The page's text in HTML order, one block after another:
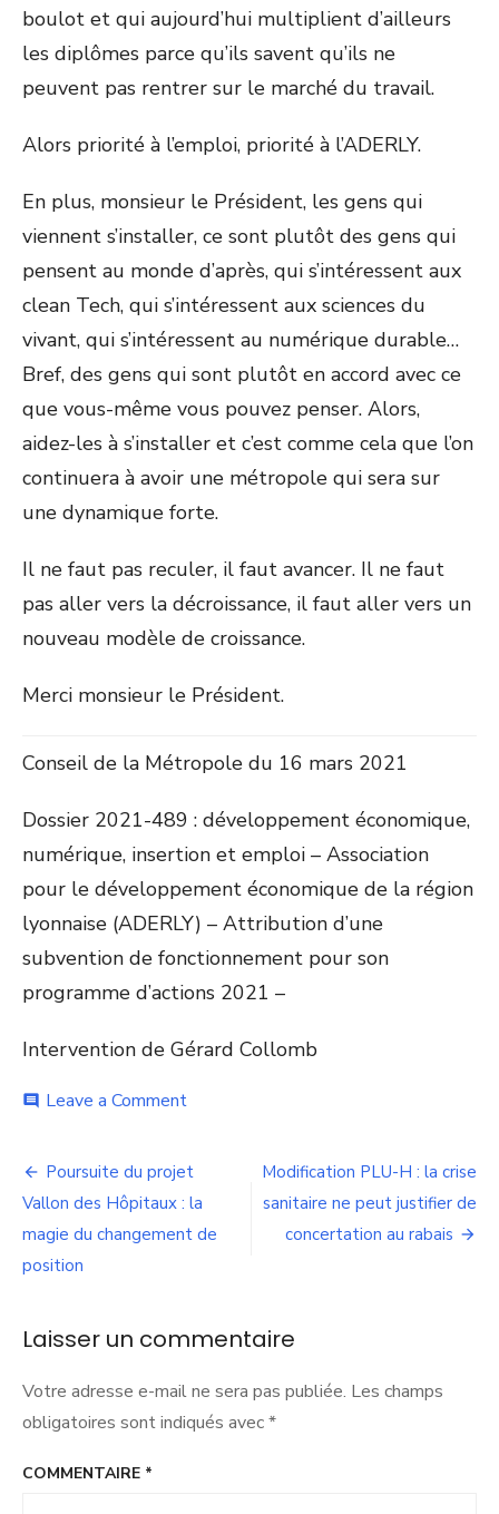
boulot et qui aujourd’hui multiplient d’ailleurs
les diplômes parce qu’ils savent qu’ils ne
peuvent pas rentrer sur le marché du travail.
Alors priorité à l’emploi, priorité à l’ADERLY.
En plus, monsieur le Président, les gens qui
viennent s’installer, ce sont plutôt des gens qui
pensent au monde d’après, qui s’intéressent aux
clean Tech, qui s’intéressent aux sciences du
vivant, qui s’intéressent au numérique durable…
Bref, des gens qui sont plutôt en accord avec ce
que vous-même vous pouvez penser. Alors,
aidez-les à s’installer et c’est comme cela que l’on
continuera à avoir une métropole qui sera sur
une dynamique forte.
Il ne faut pas reculer, il faut avancer. Il ne faut
pas aller vers la décroissance, il faut aller vers un
nouveau modèle de croissance.
Merci monsieur le Président.
Conseil de la Métropole du 16 mars 2021
Dossier 2021-489 : développement économique,
numérique, insertion et emploi – Association
pour le développement économique de la région
lyonnaise (ADERLY) – Attribution d’une
subvention de fonctionnement pour son
programme d’actions 2021 –
Intervention de Gérard Collomb
comment Leave a Commenton
l’emploi,
à
l’ADERLY
Navigation
de
l’article
Poursuite du projet
Vallon des Hôpitaux : la
magie du changement de
position
Modification PLU-H : la crise
sanitaire ne peut justifier de
concertation au rabais
Laisser un commentaire
Votre adresse e-mail ne sera pas publiée. Les champs
obligatoires sont indiqués avec*
COMMENTAIRE *